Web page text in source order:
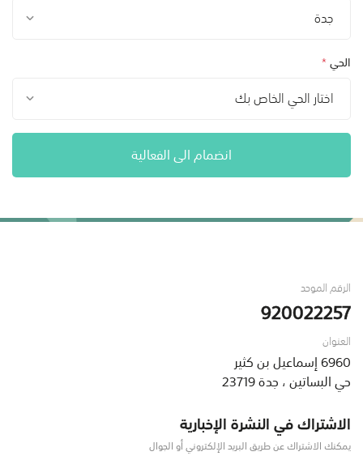
جدة
الحي*
اختار الحي الخاص بك
انضمام الى الفعالية
الرقم الموحد
920022257
العنوان
6960 إسماعيل بن كثير
حي البساتين ، جدة 23719
الاشتراك في النشرة الإخبارية
يمكنك الاشتراك عن طريق البريد الإلكتروني أو الجوال